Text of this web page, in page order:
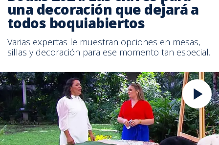
una decoración que dejará a
todos boquiabiertos
Varias expertas le muestran opciones en mesas,
sillas y decoración para ese momento tan especial.